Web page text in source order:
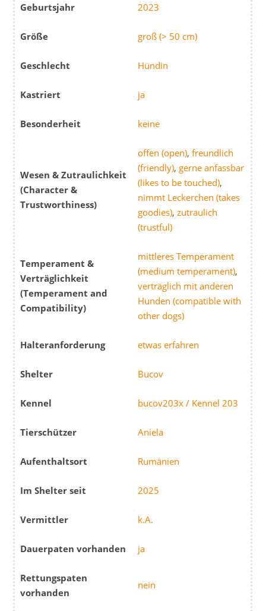
Geburtsjahr 2023
Größe groß (> 50 cm)
Geschlecht Hündin
Kastriert ja
Besonderheit keine
Wesen & Zutraulichkeit
(Character &
Trustworthiness)
offen (open),freundlich
(friendly), gerne anfassbar
(likes to be touched),
nimmt Leckerchen (takes
goodies),zutraulich
(trustful)
Temperament &
Verträglichkeit
(Temperament and
Compatibility)
mittleres Temperament
(medium temperament),
verträglich mit anderen
Hunden (compatible with
other dogs)
Halteranforderung etwas erfahren
Shelter Bucov
Kennel bucov203x / Kennel 203
Tierschützer Aniela
Aufenthaltsort Rumänien
Im Shelter seit 2025
Vermittler k.A.
Dauerpaten vorhanden ja
Rettungspaten
vorhanden
nein